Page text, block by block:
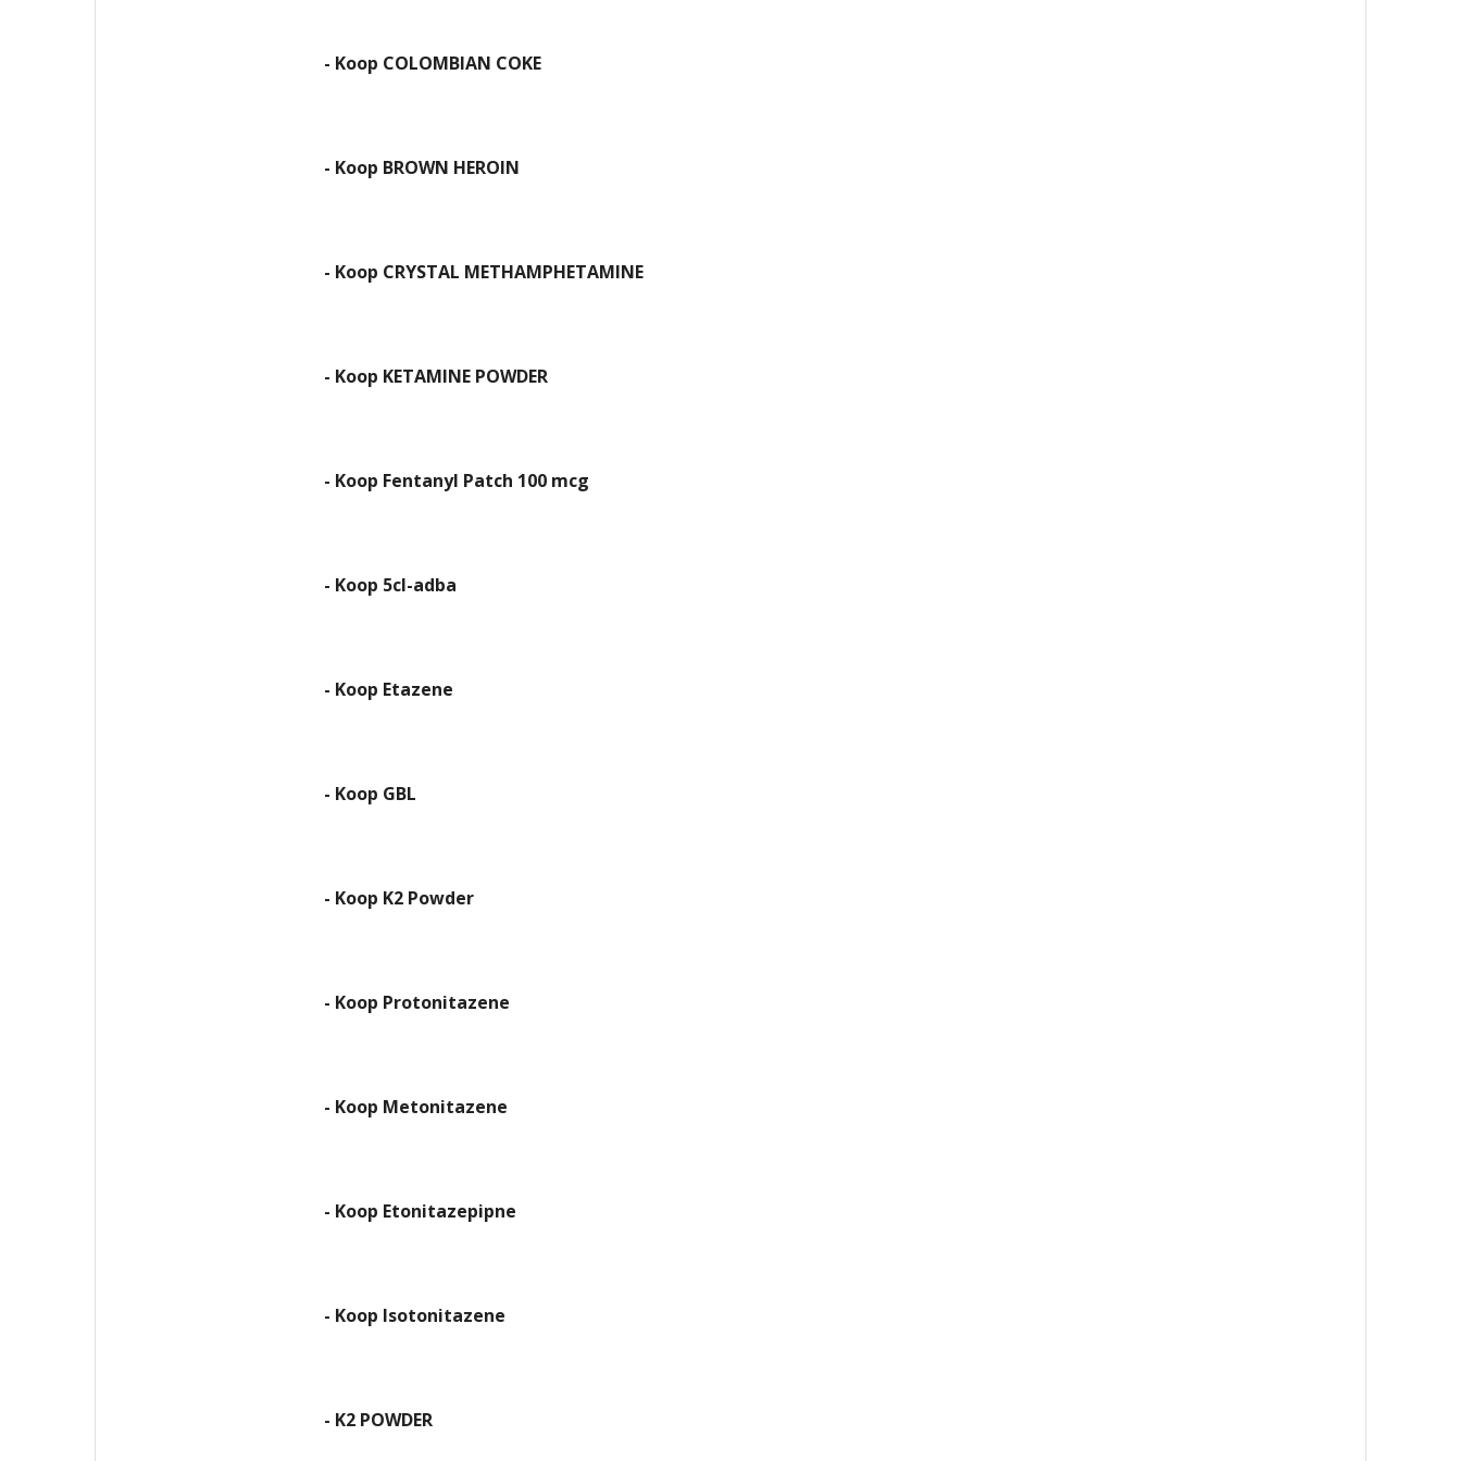
- Koop COLOMBIAN COKE
- Koop BROWN HEROIN
- Koop CRYSTAL METHAMPHETAMINE
- Koop KETAMINE POWDER
- Koop Fentanyl Patch 100 mcg
- Koop 5cl-adba
- Koop Etazene
- Koop GBL
- Koop K2 Powder
- Koop Protonitazene
- Koop Metonitazene
- Koop Etonitazepipne
- Koop Isotonitazene
- K2 POWDER